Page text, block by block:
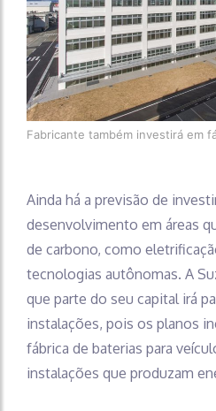
Fabricante também investirá em
Ainda há a previsão de
desenvolvimento em áreas
de carbono, como
tecnologias autônomas. A
que parte do seu capital irá
instalações, pois os planos
fábrica de baterias para
instalações que produzam